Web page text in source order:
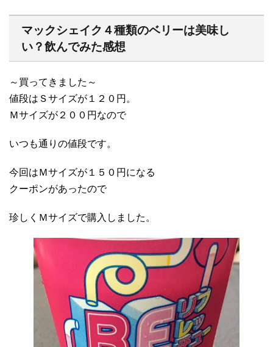
マックシェイク４種類のベリーは美味し
い？飲んでみた感想
～買ってきました～
値段はＳサイズが１２０円。
Ｍサイズが２００円なので
いつも通りの値段です。
今回はＭサイズが１５０円になる
クーポンがあったので
珍しくＭサイズで購入しました。